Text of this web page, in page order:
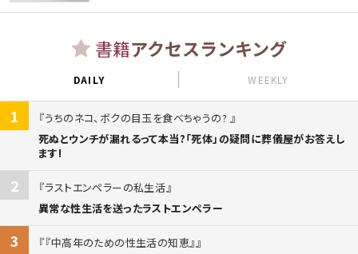
書籍アクセスランキング
DAILY WEEKLY
1
うちのネコ、ボクの目玉を食べちゃうの?
死ぬとウンチが漏れるって本当?「死体」の疑問に葬儀屋がお答えし
ます!
2
ラストエンペラーの私生活
異常な性生活を送ったラストエンペラー
3
『中高年のための性生活の知恵』